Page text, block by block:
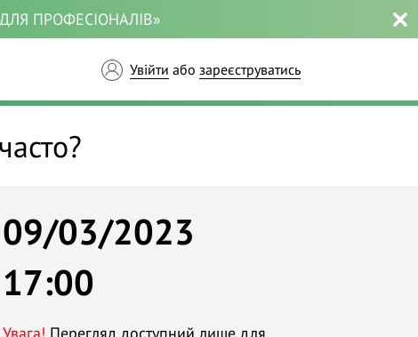
ПРОФЕСІОНАЛІВ»
Увійти або зареєструватись
09/03/2023
17:00